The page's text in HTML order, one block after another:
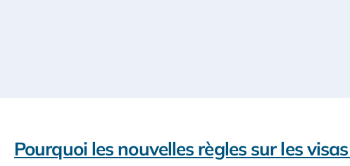
Pourquoi les nouvelles règles sur les